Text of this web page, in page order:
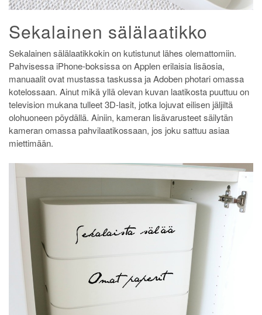
Sekalainen sälälaatikko
Sekalainen sälälaatikkokin on kutistunut lähes olemattomiin.
Pahvisessa iPhone-boksissa on Applen erilaisia lisäosia,
manuaalit ovat mustassa taskussa ja Adoben photari omassa
kotelossaan. Ainut mikä yllä olevan kuvan laatikosta puuttuu on
television mukana tulleet 3D-lasit, jotka lojuvat eilisen jäljiltä
olohuoneen pöydällä. Ainiin, kameran lisävarusteet säilytän
kameran omassa pahvilaatikossaan, jos joku sattuu asiaa
miettimään.